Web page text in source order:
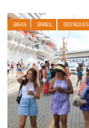
BAHIA BRASIL DESTAQUES